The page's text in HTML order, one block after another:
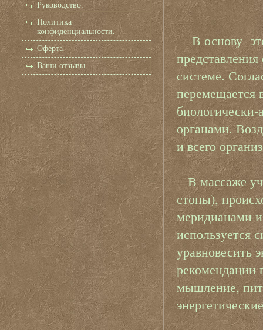
Руководство.
Политика
конфиденциальности.
Оферта
Ваши отзывы
В основу
системе.
перемещается
органами.
и всего
В массаже
стопы),
меридианами
используется
уравновесить
рекомендации
мышление,